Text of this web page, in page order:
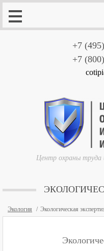
+7 (495)
+7 (800)
Центр охраны труда
Экология Экологическая